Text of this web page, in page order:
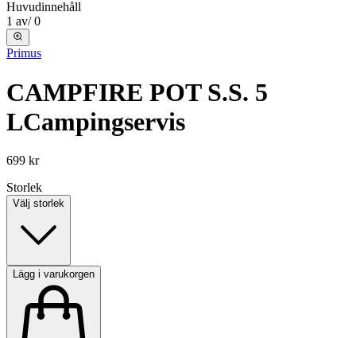
Huvudinnehåll
1 av/ 0
Primus
CAMPFIRE POT S.S. 5
LCampingservis
699 kr
Storlek
Välj storlek
Lägg i varukorgen